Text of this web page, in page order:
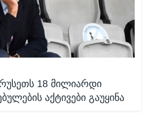
18 მილიარდი
აქტივები გაუყინა